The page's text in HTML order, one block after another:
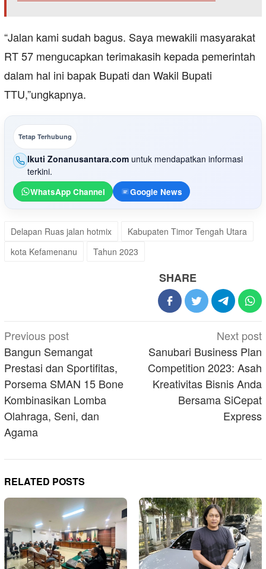
“Jalan kami sudah bagus. Saya mewakili masyarakat
RT 57 mengucapkan terimakasih kepada pemerintah
dalam hal ini bapak Bupati dan Wakil Bupati
TTU,”ungkapnya.
Tetap Terhubung
Ikuti Zonanusantara.com untuk mendapatkan informasi
terkini.
WhatsApp Channel Google News
Delapan Ruas jalan hotmix
Kabupaten Timor Tengah Utara
kota Kefamenanu
Tahun 2023
SHARE
Post
navigation
Previous post
Bangun Semangat
Prestasi dan Sportifitas,
Porsema SMAN 15 Bone
Kombinasikan Lomba
Olahraga, Seni, dan
Agama
Next post
Sanubari Business Plan
Competition 2023: Asah
Kreativitas Bisnis Anda
Bersama SiCepat
Express
RELATED POSTS